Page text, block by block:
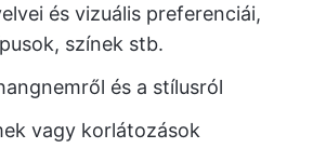
és vizuális preferenciái,
színek stb.
és a stílusról
vagy korlátozások